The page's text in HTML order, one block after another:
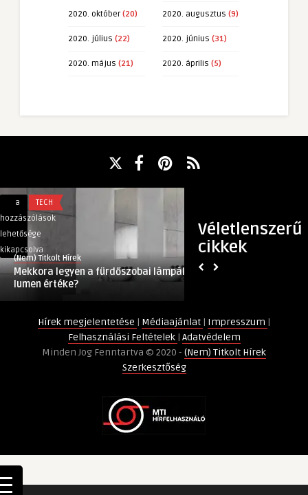
2020. október(20) 2020. augusztus (9)
2020. július (22) 2020. június (31)
2020. május (21) 2020. április (5)
Véletlenszerű
cikkek
Mekkora
legyen
a
fürdőszobai
lámpák
lumen
a
hozzászólások
lehetősége
kikapcsolva
TECH
(Nem) Titkolt Hírek
Mekkora legyen a fürdőszobai lámpák
lumen értéke?
nem
ismer
finn
kávé
bejegyzéshez
lehetősége
kikapcsolva
Hírek megjelentetése | Médiaajánlat | Impresszum |
Felhasználási Feltételek | Adatvédelem
Minden Jog Fenntartva © 2020 - (Nem) Titkolt Hírek
Szerkesztőség